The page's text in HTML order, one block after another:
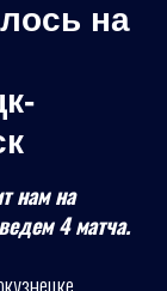
на
нам на
4 матча.